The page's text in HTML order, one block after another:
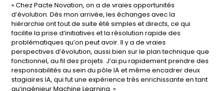
« Chez Pacte Novation, on a de vraies opportunités
d’évolution. Dès mon arrivée, les échanges avec la
hiérarchie ont tout de suite été simples et directs, ce qui
facilite la prise d’initiatives et la résolution rapide des
problématiques qu’on peut avoir. Il y a de vraies
perspectives d’évolution, aussi bien sur le plan technique que
fonctionnel, au fil des projets. J’ai pu rapidement prendre des
responsabilités au sein du pôle IA et même encadrer deux
stagiaires IA, qui fut une expérience très enrichissante en tant
qu’ingénieur Machine Learning. »